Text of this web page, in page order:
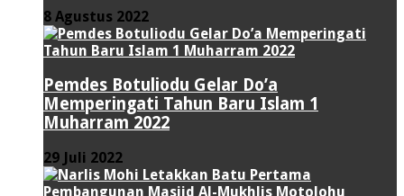
8 Agustus 2022
Pemdes Botuliodu Gelar Do’a
Memperingati Tahun Baru Islam 1
Muharram 2022
29 Juli 2022